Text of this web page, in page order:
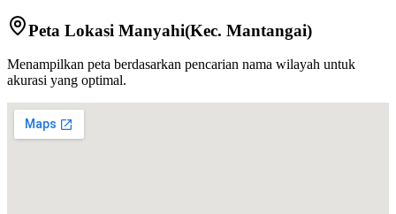
Peta Lokasi Manyahi(Kec. Mantangai)
Menampilkan peta berdasarkan pencarian nama wilayah untuk
akurasi yang optimal.